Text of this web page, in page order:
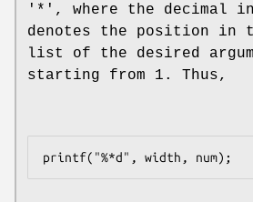
'*', where the decimal
denotes the position in
list of the desired
starting from 1. Thus,